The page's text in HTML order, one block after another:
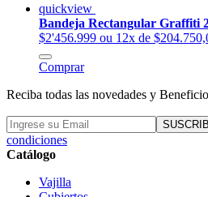
quickview
Bandeja Rectangular Graffiti
$2'456.999 ou 12x de
Comprar
Reciba todas las novedades y
condiciones
Catálogo
Vajilla